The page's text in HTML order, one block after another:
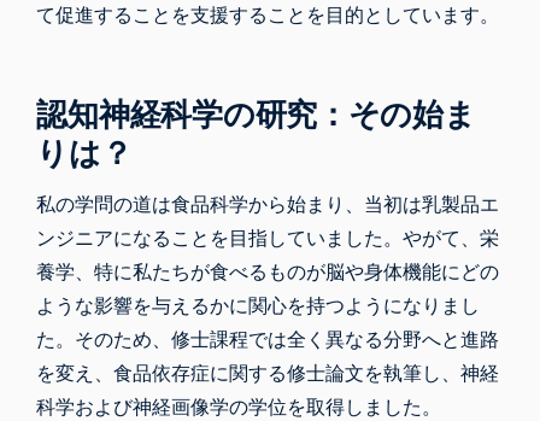
て促進することを支援することを目的としています。
認知神経科学の研究：その始ま
りは？
私の学問の道は食品科学から始まり、当初は乳製品エ
ンジニアになることを目指していました。やがて、栄
養学、特に私たちが食べるものが脳や身体機能にどの
ような影響を与えるかに関心を持つようになりまし
た。そのため、修士課程では全く異なる分野へと進路
を変え、食品依存症に関する修士論文を執筆し、神経
科学および神経画像学の学位を取得しました。